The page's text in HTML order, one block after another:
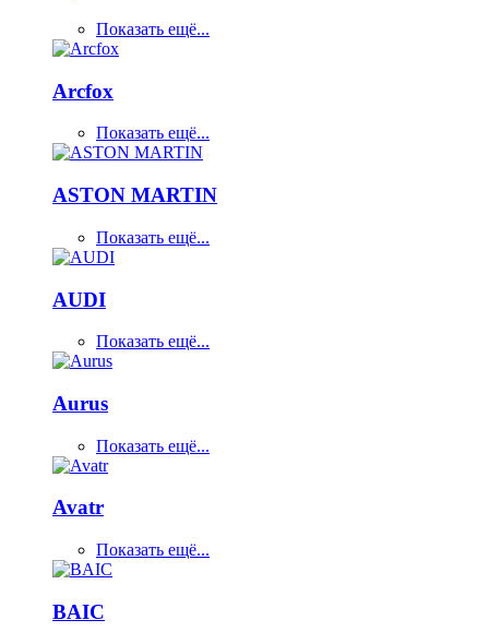
Показать ещё...
Arcfox
Показать ещё...
ASTON MARTIN
Показать ещё...
AUDI
Показать ещё...
Aurus
Показать ещё...
Avatr
Показать ещё...
BAIC